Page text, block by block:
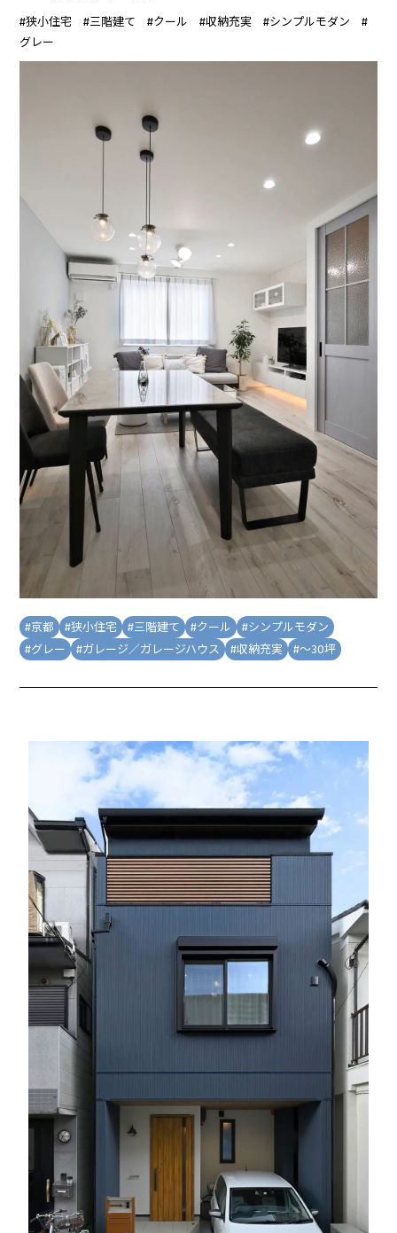
#狭小住宅 #三階建て #クール #収納充実 #シンプルモダン #
グレー
#京都 #狭小住宅 #三階建て #クール #シンプルモダン
#グレー #ガレージ／ガレージハウス #収納充実 #～30坪